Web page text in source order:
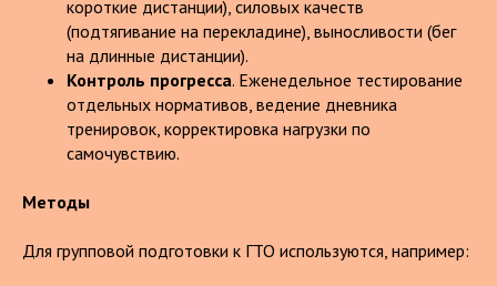
короткие дистанции), силовых качеств
(подтягивание на перекладине), выносливости (бег
на длинные дистанции).
Контроль прогресса. Еженедельное тестирование
отдельных нормативов, ведение дневника
тренировок, корректировка нагрузки по
самочувствию.
Методы
Для групповой подготовки к ГТО используются, например: